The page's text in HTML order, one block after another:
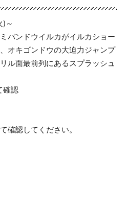
～
バンドウイルカがイルカショー
オキゴンドウの大迫力ジャンプ
ル面最前列にあるスプラッシュ
確認
確認してください。